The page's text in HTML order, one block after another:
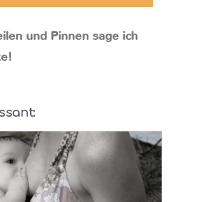
und Pinnen sage ich